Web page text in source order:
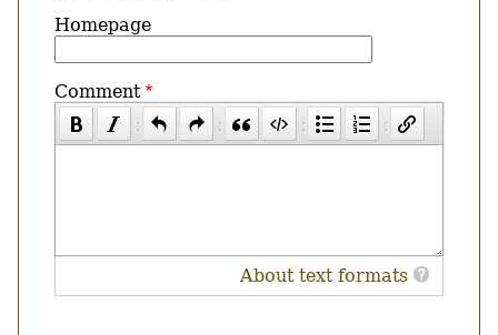
Homepage
Comment
About text formats